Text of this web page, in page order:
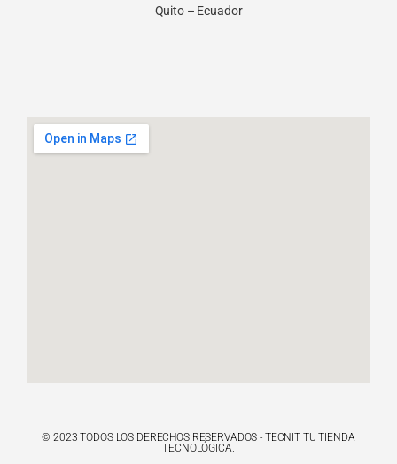
Quito – Ecuador
© 2023 TODOS LOS DERECHOS RESERVADOS - TECNIT TU TIENDA
TECNOLÓGICA.